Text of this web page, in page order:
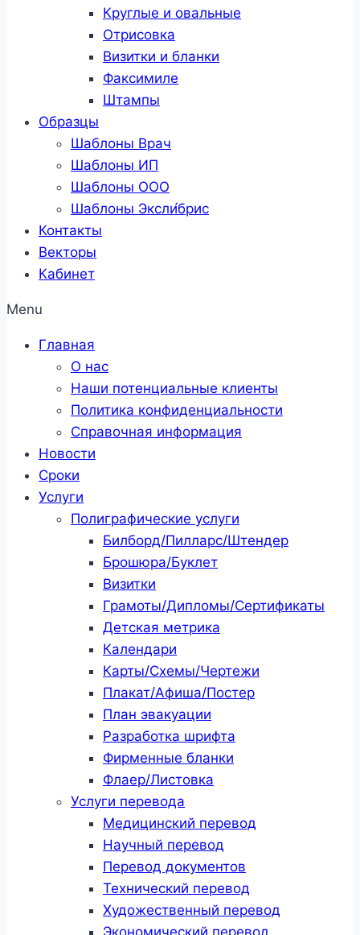
Круглые и овальные
Отрисовка
Визитки и бланки
Факсимиле
Штампы
Образцы
Шаблоны Врач
Шаблоны ИП
Шаблоны ООО
Шаблоны Эксли́брис
Контакты
Векторы
Кабинет
Menu
Главная
О нас
Наши потенциальные клиенты
Политика конфиденциальности
Справочная информация
Новости
Сроки
Услуги
Полиграфические услуги
Билборд/Пилларс/Штендер
Брошюра/Буклет
Визитки
Грамоты/Дипломы/Сертификаты
Детская метрика
Календари
Карты/Схемы/Чертежи
Плакат/Афиша/Постер
План эвакуации
Разработка шрифта
Фирменные бланки
Флаер/Листовка
Услуги перевода
Медицинский перевод
Научный перевод
Перевод документов
Технический перевод
Художественный перевод
Экономический перевод